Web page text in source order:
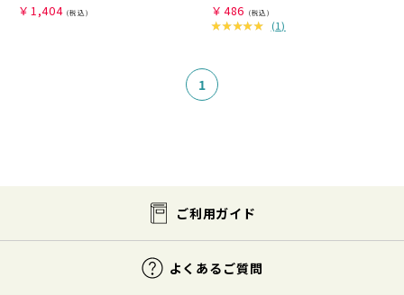
￥ 1,404 ￥ 486
(1)
1
ご利用ガイド
よくあるご質問